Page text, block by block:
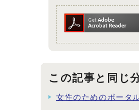
この記事と同じ
女性のためのポータ